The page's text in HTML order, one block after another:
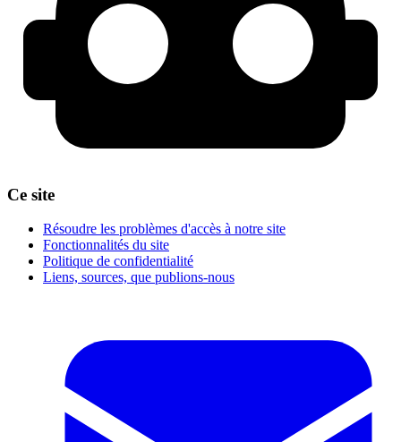
Ce site
Résoudre les problèmes d'accès à notre site
Fonctionnalités du site
Politique de confidentialité
Liens, sources, que publions-nous